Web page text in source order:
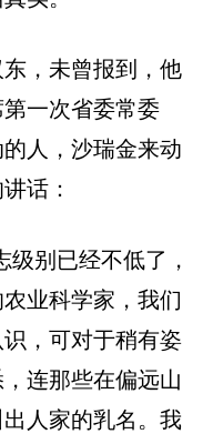
，未曾报到，他
一次省委常委
人，沙瑞金来动
话：
级别已经不低了，
业科学家，我们
，可对于稍有姿
连那些在偏远山
人家的乳名。我